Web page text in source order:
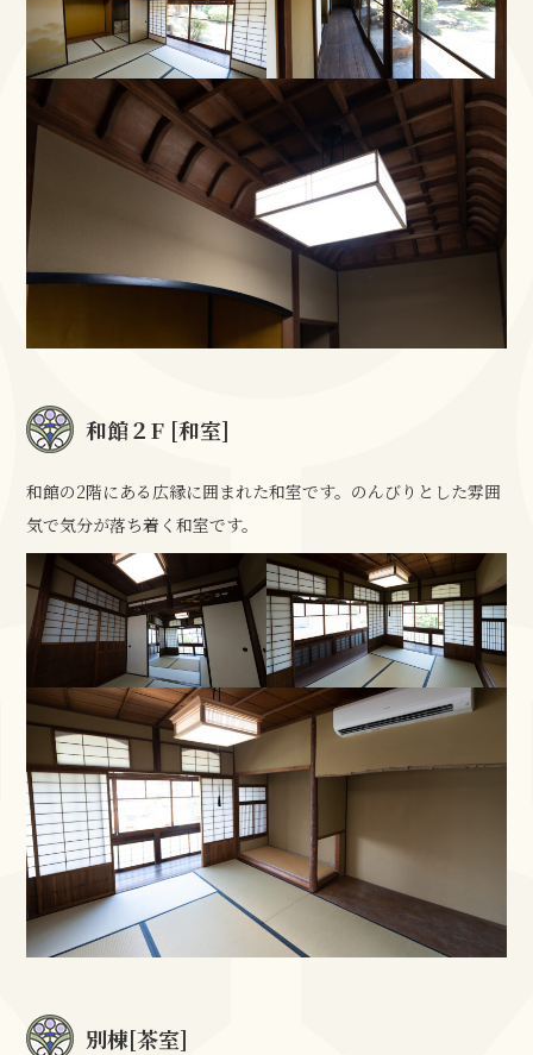
和館２F [和室]
和館の2階にある広縁に囲まれた和室です。のんびりとした雰囲
気で気分が落ち着く和室です。
別棟[茶室]